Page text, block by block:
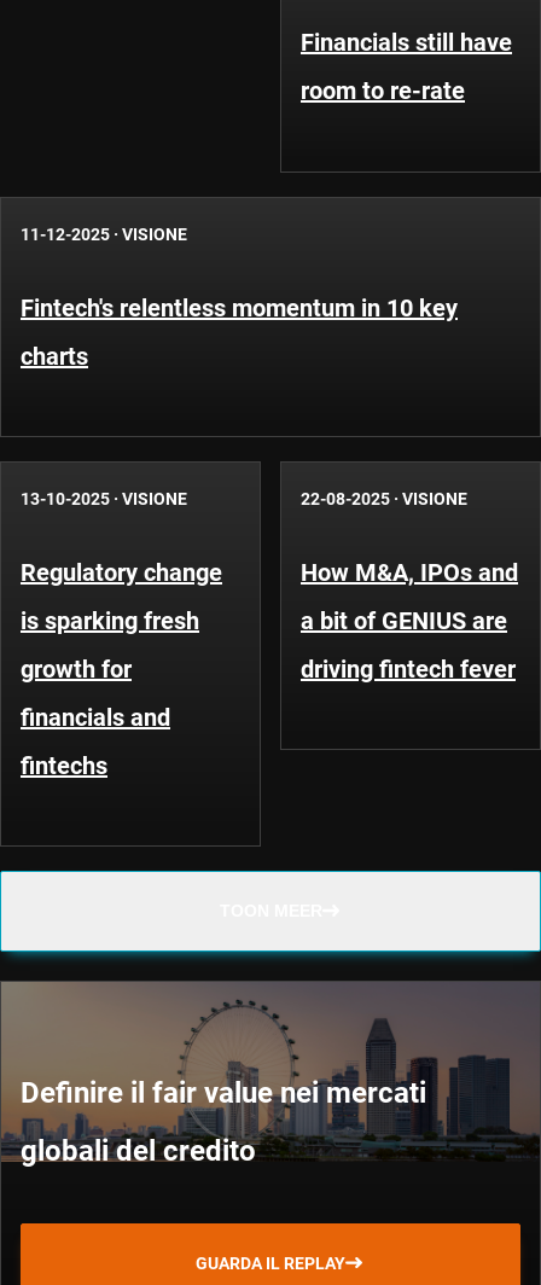
Financials still have
room to re-rate
11-12-2025 · VISIONE
Fintech's relentless momentum in 10 key
charts
13-10-2025 · VISIONE
Regulatory change
is sparking fresh
growth for
financials and
fintechs
22-08-2025 · VISIONE
How M&A, IPOs and
a bit of GENIUS are
driving fintech fever
Definire il fair value nei mercati
globali del credito
GUARDA IL REPLAY